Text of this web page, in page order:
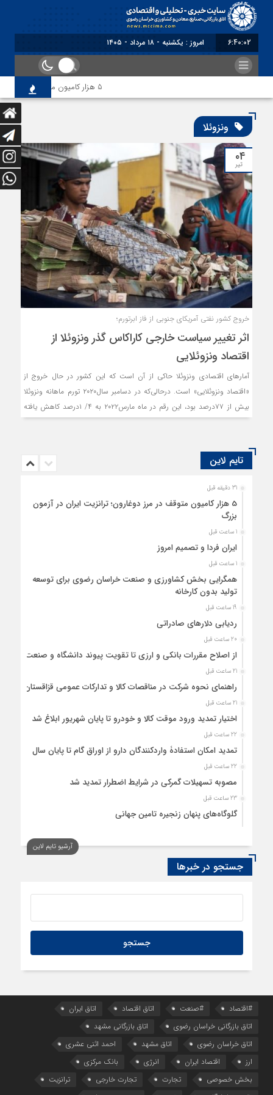
6:40:02 امروز : یکشنبه - ۱۸ مرداد - ۱۴۰۵
5 هزار کامیون متوقف در مرز دوغارون؛ ترانزیت ایران در آزمون بزرگ
ونزوئلا
۰۴
تیر
خروج کشور نفتی آمریکای جنوبی از فاز ابرتورم؛
اثر تغییر سیاست خارجی کاراکاس گذر ونزوئلا از
اقتصاد ونزوئلایی
آمارهای اقتصادی ونزوئلا حاکی از آن است که این کشور در حال خروج از
«اقتصاد ونزوئلایی» است. درحالی‌که در دسامبر سال۲۰۲۰ تورم ماهانه ونزوئلا
بیش از ۷۷درصد بود، این رقم در ماه مارس۲۰۲۲ به ۴/ ۱درصد کاهش یافته
تایم لاین
31 دقیقه قبل
5 هزار کامیون متوقف در مرز دوغارون؛ ترانزیت ایران در آزمون
بزرگ
1 ساعت قبل
ایران فردا و تصمیم امروز
1 ساعت قبل
همگرایی بخش کشاورزی و صنعت خراسان رضوی برای توسعه
تولید بدون کارخانه
19 ساعت قبل
ردیابی دلارهای صادراتی
20 ساعت قبل
از اصلاح مقررات بانکی و ارزی تا تقویت پیوند دانشگاه و صنعت
21 ساعت قبل
راهنمای نحوه شرکت در مناقصات کالا و تدارکات عمومی قزاقستان
21 ساعت قبل
اختیار تمدید ورود موقت کالا و خودرو تا پایان شهریور ابلاغ شد
22 ساعت قبل
تمدید امکان استفادۀ واردکنندگان دارو از اوراق گام تا پایان سال
22 ساعت قبل
مصوبه تسهیلات گمرکی در شرایط اضطرار تمدید شد
23 ساعت قبل
گلوگاه‌های پنهان زنجیره تامین جهانی
آرشیو تایم لاین
جستجو در خبرها
#اقتصاد #صنعت اتاق اقتصاد
اتاق ایران
اتاق بازرگانی خراسان رضوی
اتاق بازرگانی مشهد
اتاق خراسان رضوی
اتاق مشهد
احمد اثنی عشری
ارز
اقتصاد ایران انرژی
بانک مرکزی
بخش خصوصی
تجارت تجارت خارجی
ترانزیت